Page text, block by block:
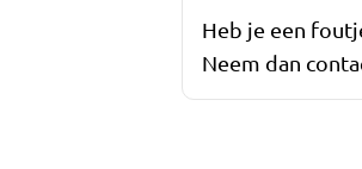
Heb je een
Neem dan